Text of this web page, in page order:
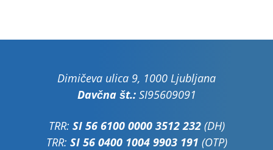
Dimičeva ulica 9, 1000 Ljubljana
Davčna št.:SI95609091
TRR: SI 56 6100 0000 3512 232(DH)
TRR: SI 56 0400 1004 9903 191 (OTP)